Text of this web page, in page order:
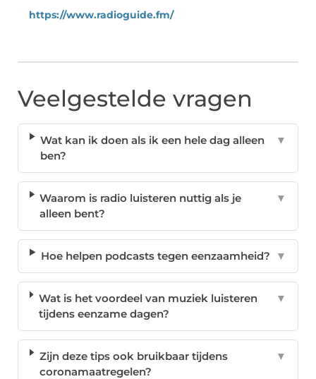
https://www.radioguide.fm/
Veelgestelde vragen
Wat kan ik doen als ik een hele dag alleen
ben?
▼
Waarom is radio luisteren nuttig als je
alleen bent?
▼
Hoe helpen podcasts tegen eenzaamheid? ▼
Wat is het voordeel van muziek luisteren
tijdens eenzame dagen?
▼
Zijn deze tips ook bruikbaar tijdens
coronamaatregelen?
▼